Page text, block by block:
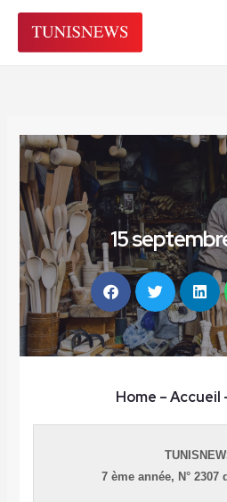
Aller
contenu
15
Home – Accueil
7 ème année, N° 2307